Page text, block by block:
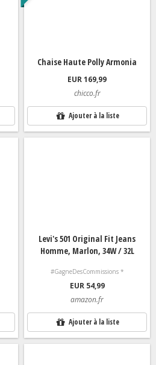
Chaise Haute Polly Armonia
EUR 169,99
chicco.fr
Ajouter à la liste
Levi's 501 Original Fit Jeans
Homme, Marlon, 34W / 32L
#GagneDesCommissions *
EUR 54,99
amazon.fr
Ajouter à la liste